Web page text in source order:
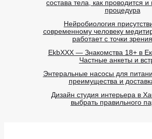
состава тела, как проводится и
процедура
Нейробиология
современному человеку
работает с точки
EkbXXX — Знакомства 18+ в
Частные анкеты и
Энтеральные насосы для
преимущества и
Дизайн студия интерьера в
выбрать правильного